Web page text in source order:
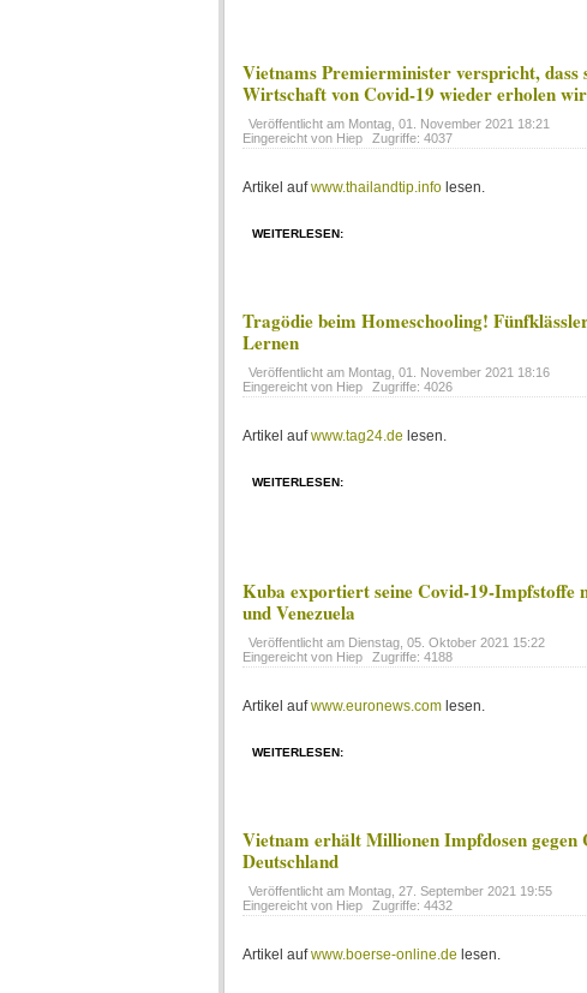
Vietnams Premierminister verspricht, dass
Wirtschaft von Covid-19 wieder erholen
Veröffentlicht am Montag, 01. November 2021 18:21
Eingereicht von Hiep
Zugriffe: 4037
Artikel aufwww.thailandtip.info lesen.
WEITERLESEN:
Tragödie beim Homeschooling!
Lernen
Veröffentlicht am Montag, 01. November 2021 18:16
Eingereicht von Hiep
Zugriffe: 4026
Artikel aufwww.tag24.de lesen.
WEITERLESEN:
Kuba exportiert seine Covid-19-Impfstoffe
und Venezuela
Veröffentlicht am Dienstag, 05. Oktober 2021 15:22
Eingereicht von Hiep
Zugriffe: 4188
Artikel aufwww.euronews.com lesen.
WEITERLESEN:
Vietnam erhält Millionen Impfdosen gegen
Deutschland
Veröffentlicht am Montag, 27. September 2021 19:55
Eingereicht von Hiep
Zugriffe: 4432
Artikel aufwww.boerse-online.de lesen.